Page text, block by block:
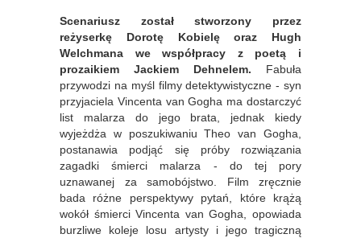
Scenariusz został stworzony przez
reżyserkę Dorotę Kobielę oraz Hugh
Welchmana we współpracy z poetą i
prozaikiem Jackiem Dehnelem. Fabuła
przywodzi na myśl filmy detektywistyczne - syn
przyjaciela Vincenta van Gogha ma dostarczyć
list malarza do jego brata, jednak kiedy
wyjeżdża w poszukiwaniu Theo van Gogha,
postanawia podjąć się próby rozwiązania
zagadki śmierci malarza - do tej pory
uznawanej za samobójstwo. Film zręcznie
bada różne perspektywy pytań, które krążą
wokół śmierci Vincenta van Gogha, opowiada
burzliwe koleje losu artysty i jego tragiczną